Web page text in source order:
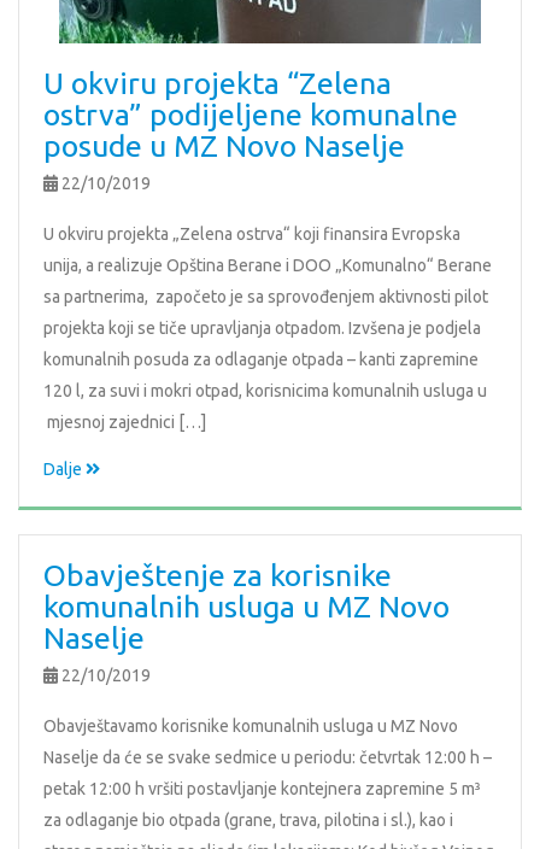
U okviru projekta “Zelena
ostrva” podijeljene komunalne
posude u MZ Novo Naselje
22/10/2019
U okviru projekta „Zelena ostrva“ koji finansira Evropska
unija, a realizuje Opština Berane i DOO „Komunalno“ Berane
sa partnerima, započeto je sa sprovođenjem aktivnosti pilot
projekta koji se tiče upravljanja otpadom. Izvšena je podjela
komunalnih posuda za odlaganje otpada – kanti zapremine
120 l, za suvi i mokri otpad, korisnicima komunalnih usluga u
mjesnoj zajednici […]
Dalje
Obavještenje za korisnike
komunalnih usluga u MZ Novo
Naselje
22/10/2019
Obavještavamo korisnike komunalnih usluga u MZ Novo
Naselje da će se svake sedmice u periodu: četvrtak 12:00 h –
petak 12:00 h vršiti postavljanje kontejnera zapremine 5 m³
za odlaganje bio otpada (grane, trava, pilotina i sl.), kao i